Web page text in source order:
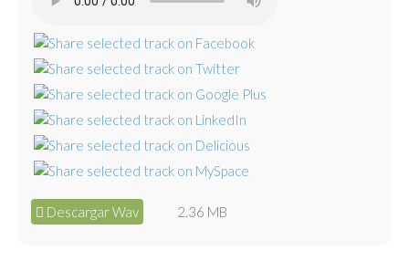
Descargar Wav 2.36 MB